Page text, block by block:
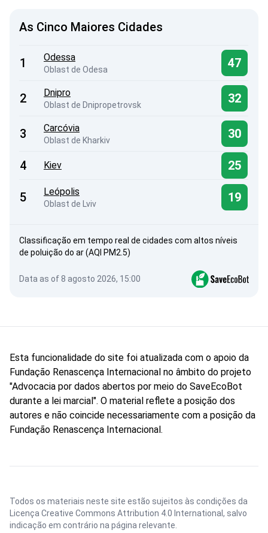
As Cinco Maiores Cidades
1 Odessa
Oblast de Odesa 47
2 Dnipro
Oblast de Dnipropetrovsk 32
3 Carcóvia
Oblast de Kharkiv 30
4 Kiev 25
5 Leópolis
Oblast de Lviv 19
Classificação em tempo real de cidades com altos níveis
de poluição do ar (AQI PM2.5)
Data as of 8 agosto 2026, 15:00
Esta funcionalidade do site foi atualizada com o apoio da
Fundação Renascença Internacional no âmbito do projeto
"Advocacia por dados abertos por meio do SaveEcoBot
durante a lei marcial". O material reflete a posição dos
autores e não coincide necessariamente com a posição da
Fundação Renascença Internacional.
Todos os materiais neste site estão sujeitos às condições da
Licença Creative Commons Attribution 4.0 International , salvo
indicação em contrário na página relevante.